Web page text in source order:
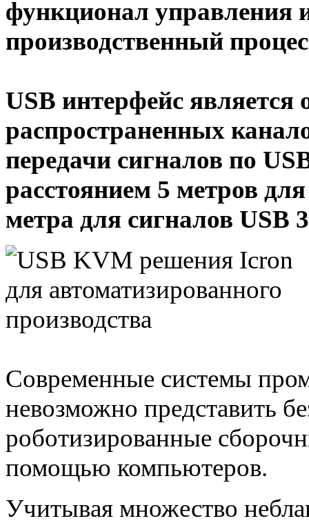
функционал управления
производственный
USB интерфейс является
распространенных
передачи сигналов по
расстоянием 5 метров
метра для сигналов USB
Современные системы
невозможно представить
роботизированные
помощью компьютеров.
Учитывая множество